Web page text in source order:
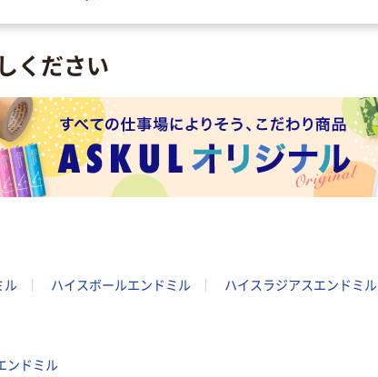
ください
ル ハイスボールエンドミル ハイスラジアスエンドミル
ンドミル